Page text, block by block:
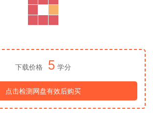
下载价格 5 学分
点击检测网盘有效后购买